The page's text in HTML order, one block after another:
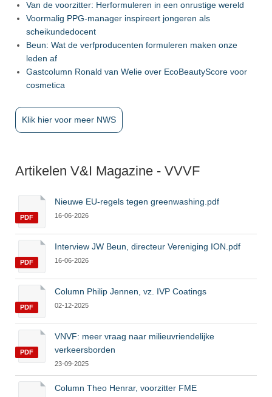
Van de voorzitter: Herformuleren in een onrustige wereld
Voormalig PPG-manager inspireert jongeren als
scheikundedocent
Beun: Wat de verfproducenten formuleren maken onze
leden af
Gastcolumn Ronald van Welie over EcoBeautyScore voor
cosmetica
Klik hier voor meer NWS
Artikelen V&I Magazine - VVVF
PDF
Nieuwe EU-regels tegen greenwashing.pdf
16-06-2026
PDF
Interview JW Beun, directeur Vereniging ION.pdf
16-06-2026
PDF
Column Philip Jennen, vz. IVP Coatings
02-12-2025
PDF
VNVF: meer vraag naar milieuvriendelijke
verkeersborden
23-09-2025
Column Theo Henrar, voorzitter FME